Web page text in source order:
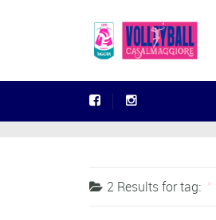
2 Results fortag: